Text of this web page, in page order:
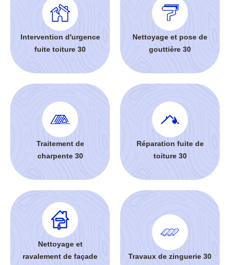
Intervention d'urgence
fuite toiture 30
Nettoyage et pose de
gouttière 30
Traitement de
charpente 30
Réparation fuite de
toiture 30
Nettoyage et
ravalement de façade
Travaux de zinguerie 30